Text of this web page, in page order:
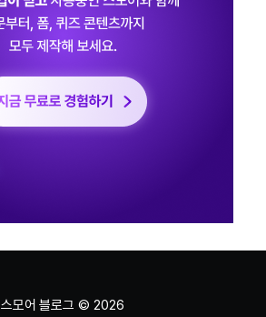
스모어 블로그 © 2026